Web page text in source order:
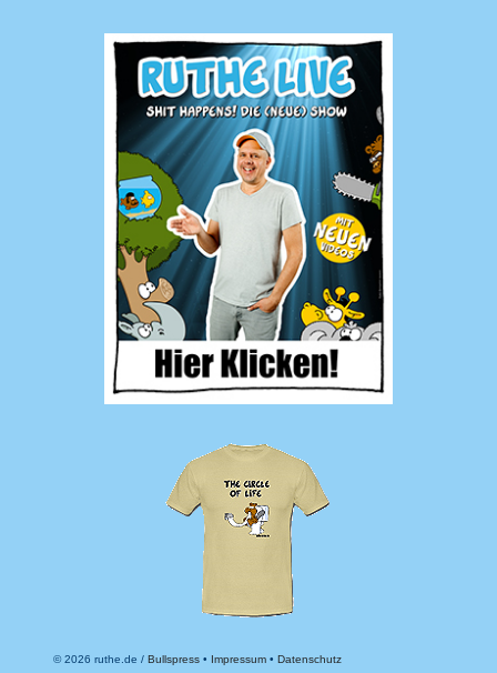
© 2026 ruthe.de / Bullspress • Impressum • Datenschutz